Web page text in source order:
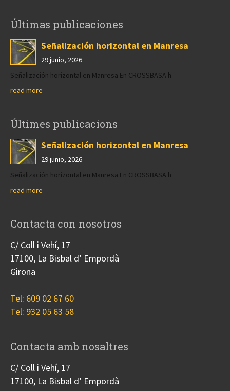
Últimas publicaciones
Señalización horizontal en Manresa
29 junio, 2026
Señalización horizontal en Manresa En CROSSBASA h
read more
Últimes publicacions
Señalización horizontal en Manresa
29 junio, 2026
Señalización horizontal en Manresa En CROSSBASA h
read more
Contacta con nosotros
C/ Coll i Vehí, 17
17100, La Bisbal d’ Empordà
Girona
Tel: 609 02 67 60
Tel: 932 05 63 58
Contacta amb nosaltres
C/ Coll i Vehí, 17
17100, La Bisbal d’ Empordà